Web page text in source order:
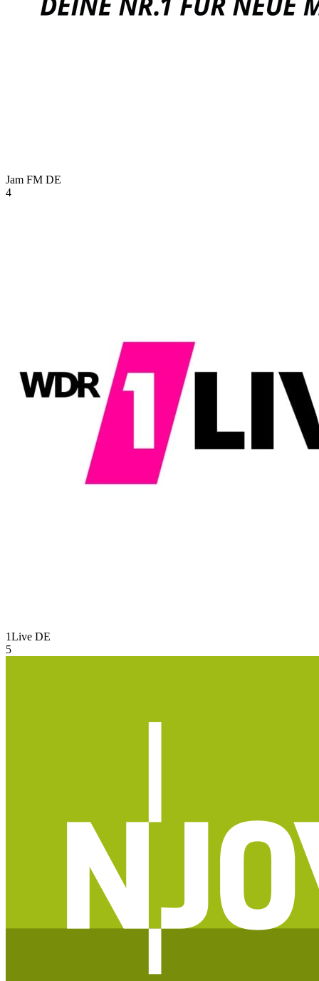
Jam FM DE
4
1Live DE
5